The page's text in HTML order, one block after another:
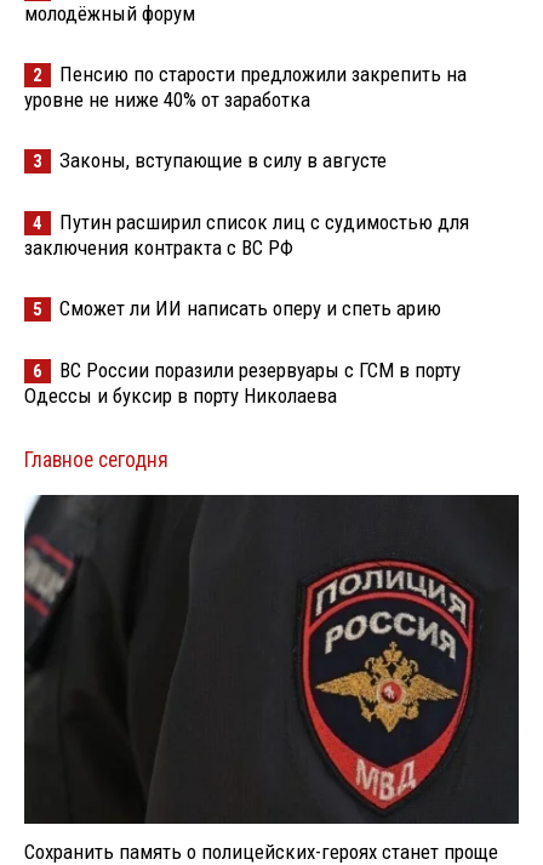
молодёжный форум
2
Пенсию по старости предложили закрепить на
уровне не ниже 40% от заработка
3 Законы, вступающие в силу в августе
4
Путин расширил список лиц с судимостью для
заключения контракта с ВС РФ
5 Сможет ли ИИ написать оперу и спеть арию
6
ВС России поразили резервуары с ГСМ в порту
Одессы и буксир в порту Николаева
Главное сегодня
Сохранить память о полицейских-героях станет проще